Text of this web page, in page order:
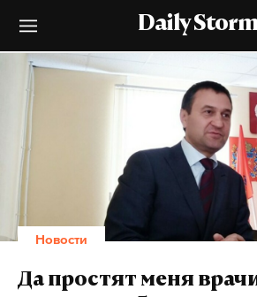
Daily Storm
Новости
Да простят меня